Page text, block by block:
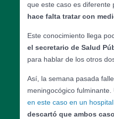
que este caso es
hace falta tratar con
Este conocimiento llega
el secretario de Salud
para hablar de los otros
Así, la semana pasada
meningocógico
en este caso en un
descartó que ambos